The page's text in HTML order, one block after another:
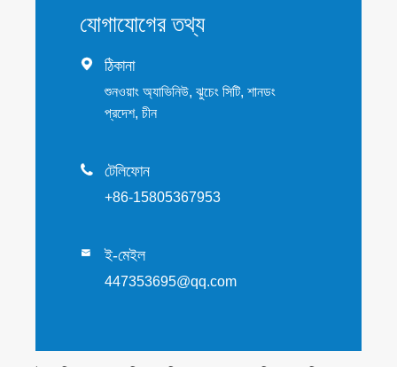
যোগাযোগের তথ্য
 ঠিকানা
শুনওয়াং অ্যাভিনিউ, ঝুচেং সিটি, শানডং
প্রদেশ, চীন
 টেলিফোন
+86-15805367953
 ই-মেইল
447353695@qq.com